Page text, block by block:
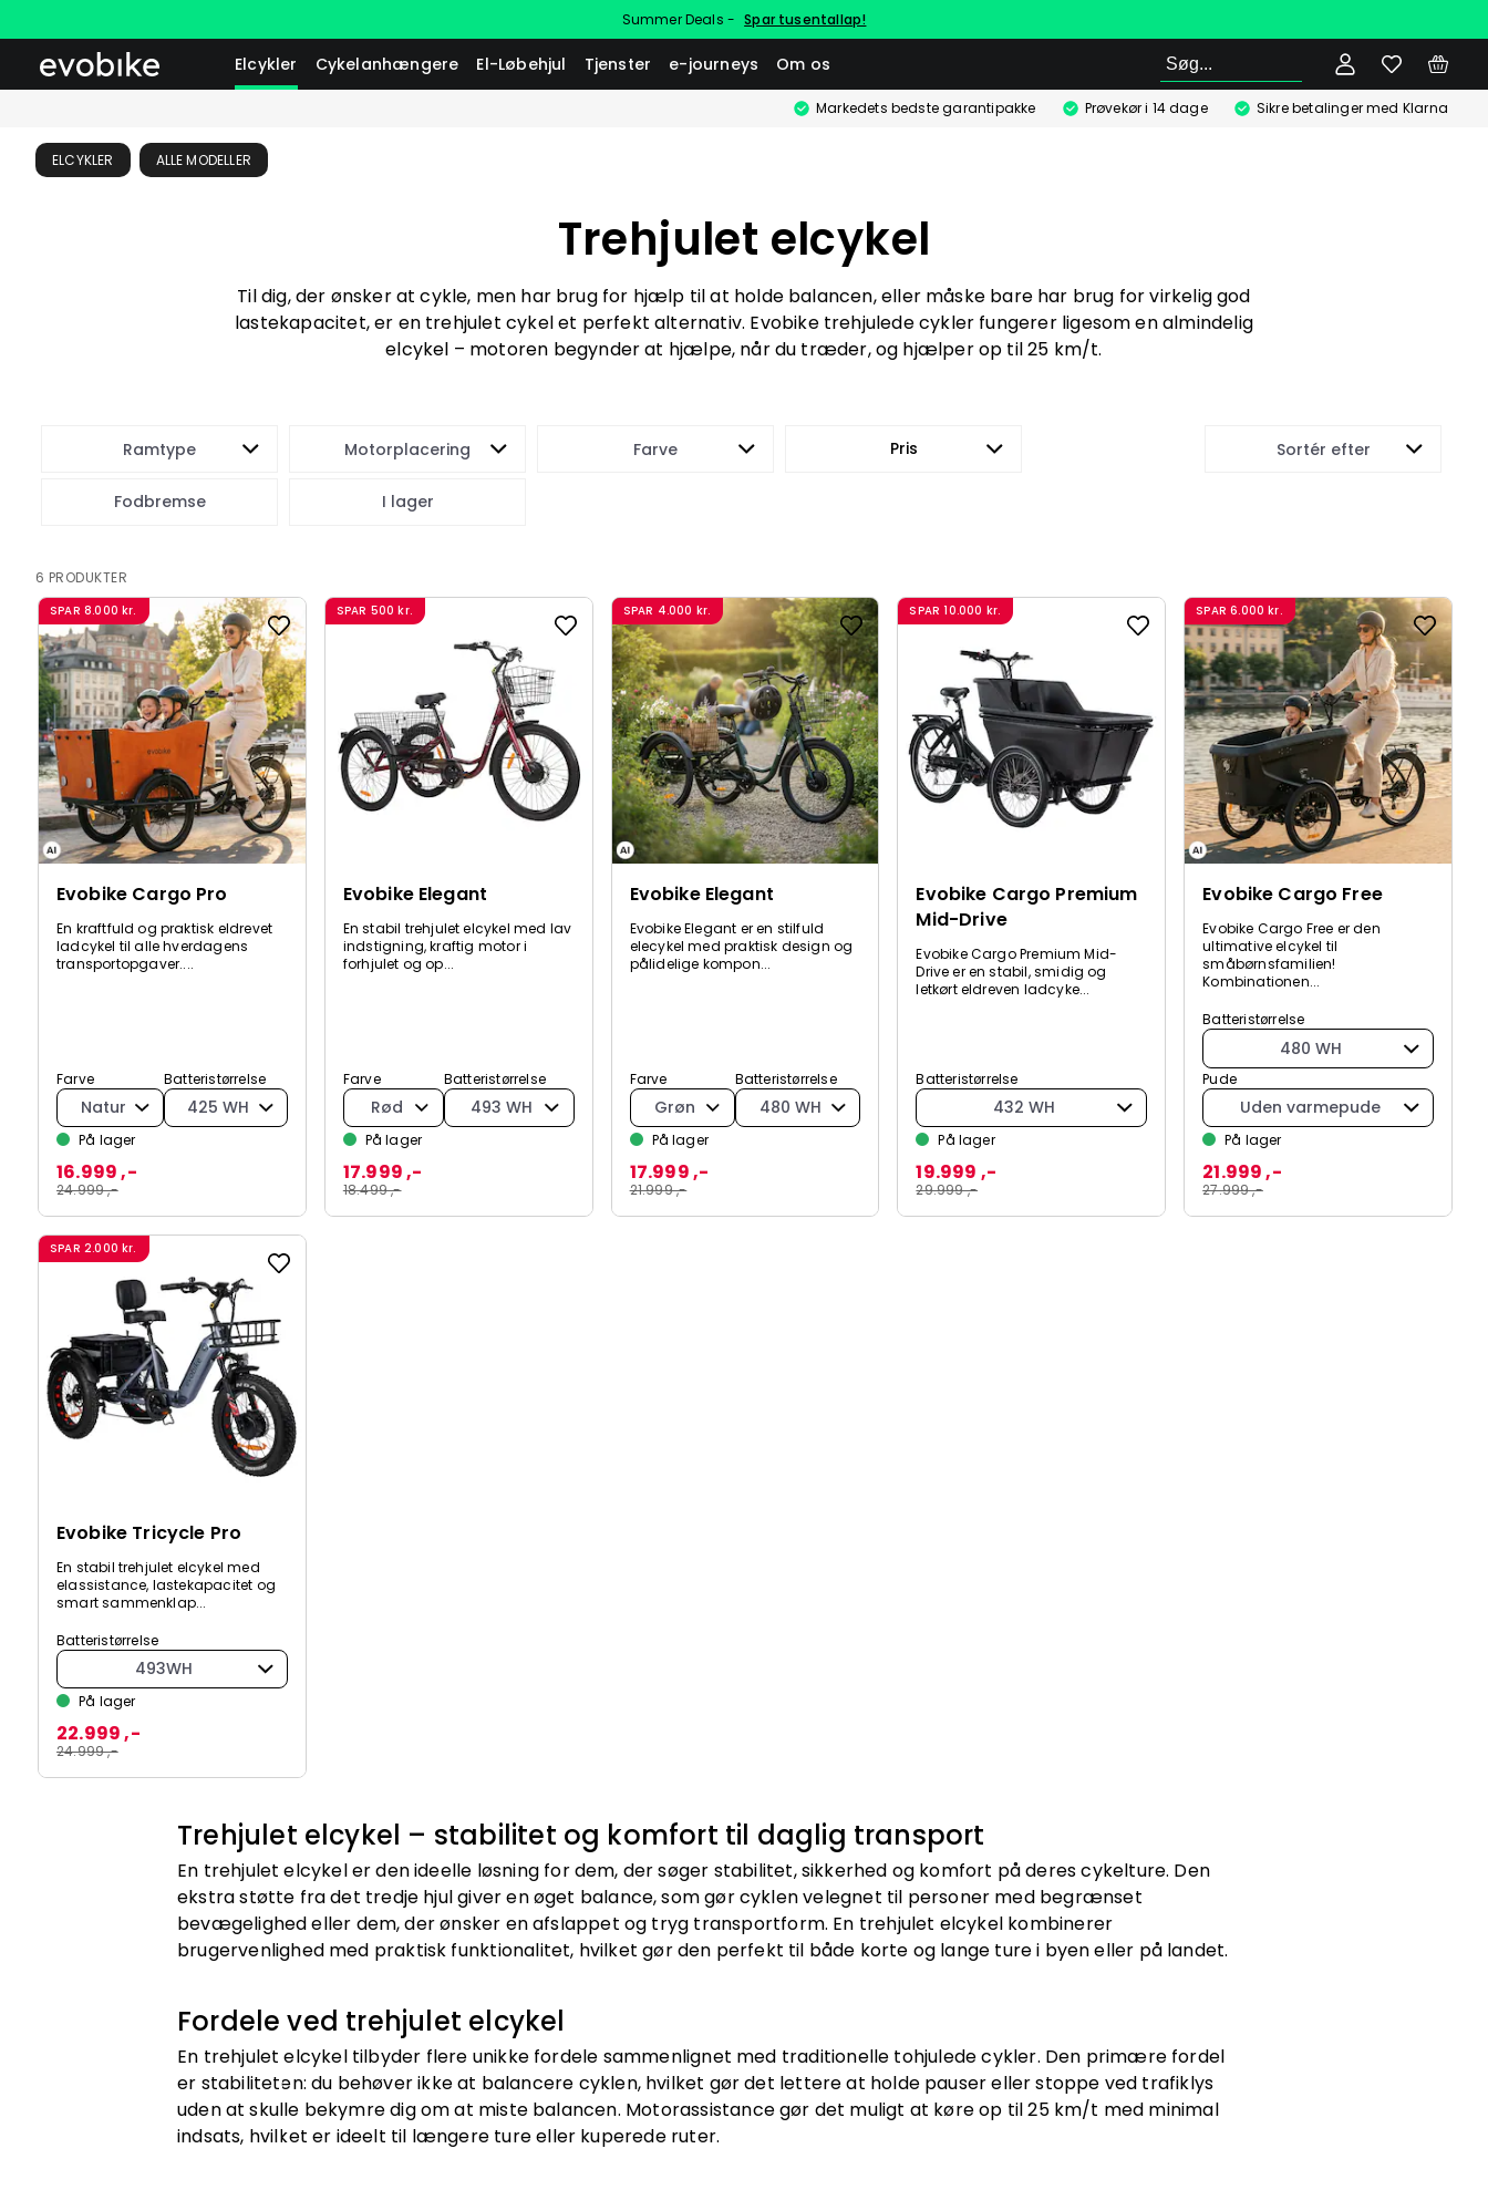
Summer Deals - Spar tusentallap!
Elcykler Cykelanhængere El-Løbehjul Tjenster e-journeys Om os Søg
Markedets bedste garantipakke Prøvekør i 14 dage Sikre betalinger med Klarna
ELCYKLER ALLE MODELLER
Trehjulet elcykel
Til dig, der ønsker at cykle, men har brug for hjælp til at holde balancen, eller måske bare har brug for virkelig god
lastekapacitet, er en trehjulet cykel et perfekt alternativ. Evobike trehjulede cykler fungerer ligesom en almindelig
elcykel – motoren begynder at hjælpe, når du træder, og hjælper op til 25 km/t.
Ramtype Motorplacering Farve Pris
Fodbremse I lager
Sortér efter
6 PRODUKTER
SPAR 8.000 kr.
Evobike Cargo Pro
En kraftfuld og praktisk eldrevet
ladcykel til alle hverdagens
transportopgaver....
Farve
Natur
Batteristørrelse
425 WH
På lager
24.999 ,-
16.999 ,-
SPAR 500 kr.
Evobike Elegant
En stabil trehjulet elcykel med lav
indstigning, kraftig motor i
forhjulet og op...
Farve
Rød
Batteristørrelse
493 WH
På lager
18.499 ,-
17.999 ,-
SPAR 4.000 kr.
Evobike Elegant
Evobike Elegant er en stilfuld
elecykel med praktisk design og
pålidelige kompon...
Farve
Grøn
Batteristørrelse
480 WH
På lager
21.999 ,-
17.999 ,-
SPAR 10.000 kr.
Evobike Cargo Premium
Mid-Drive
Evobike Cargo Premium Mid-
Drive er en stabil, smidig og
letkørt eldreven ladcyke...
Batteristørrelse
432 WH
På lager
29.999 ,-
19.999 ,-
SPAR 6.000 kr.
Evobike Cargo Free
Evobike Cargo Free er den
ultimative elcykel til
småbørnsfamilien!
Kombinationen...
Batteristørrelse
480 WH
Pude
Uden varmepude
På lager
27.999 ,-
21.999 ,-
SPAR 2.000 kr.
Evobike Tricycle Pro
En stabil trehjulet elcykel med
elassistance, lastekapacitet og
smart sammenklap...
Batteristørrelse
493WH
På lager
24.999 ,-
22.999 ,-
Trehjulet elcykel – stabilitet og komfort til daglig transport
En trehjulet elcykel er den ideelle løsning for dem, der søger stabilitet, sikkerhed og komfort på deres cykelture. Den
ekstra støtte fra det tredje hjul giver en øget balance, som gør cyklen velegnet til personer med begrænset
bevægelighed eller dem, der ønsker en afslappet og tryg transportform. En trehjulet elcykel kombinerer
brugervenlighed med praktisk funktionalitet, hvilket gør den perfekt til både korte og lange ture i byen eller på landet.
Fordele ved trehjulet elcykel
En trehjulet elcykel tilbyder flere unikke fordele sammenlignet med traditionelle tohjulede cykler. Den primære fordel
er stabiliteten: du behøver ikke at balancere cyklen, hvilket gør det lettere at holde pauser eller stoppe ved trafiklys
uden at skulle bekymre dig om at miste balancen. Motorassistance gør det muligt at køre op til 25 km/t med minimal
indsats, hvilket er ideelt til længere ture eller kuperede ruter.